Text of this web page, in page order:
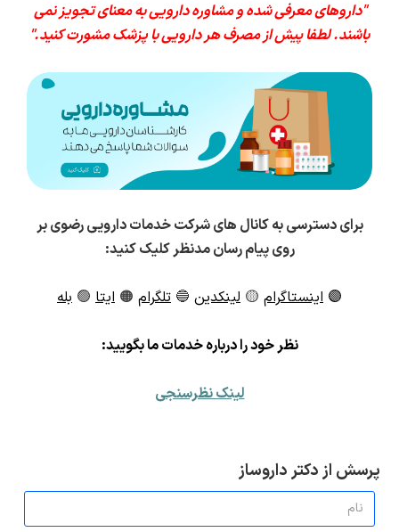
"داروهای معرفی شده و مشاوره دارویی به معنای تجویز نمی
باشند. لطفا پیش از مصرف هر دارویی با پزشک مشورت کنید."
برای دسترسی به کانال های شرکت خدمات دارویی رضوی بر
روی پیام رسان مدنظر کلیک کنید:
🟣 اینستاگرام 🟡 لینکدین 🔵 تلگرام 🟠 ایتا 🟢 بله
نظر خود را درباره خدمات ما بگویید:
لینک نظرسنجی
پرسش از دکتر داروساز